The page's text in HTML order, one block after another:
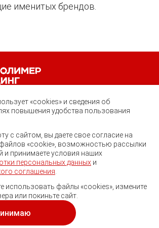
именитых брендов.
вопросу:
40-61
Вавилова, 59
2024. Европолимер-Трейдинг.
Все права защищены.
обработки персональных данных
«cookies» и сведения об
повышения удобства пользования
с сайтом, вы даете свое согласие на
«cookie», возможностью рассылки
и принимаете условия наших
персональных данных и
соглашения
использовать файлы «cookies», измените
или покиньте сайт.